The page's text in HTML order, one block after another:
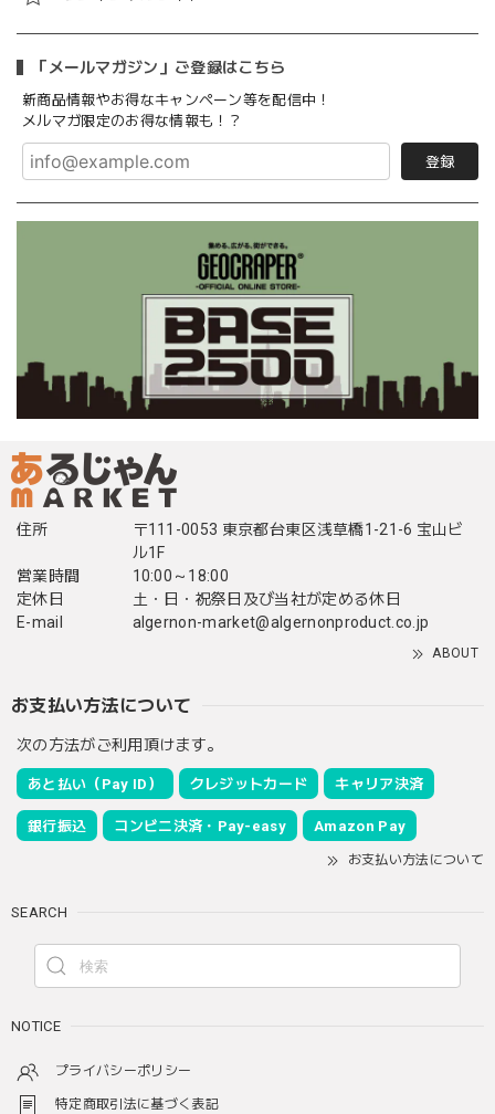
「メールマガジン」ご登録はこちら
新商品情報やお得なキャンペーン等を配信中！
メルマガ限定のお得な情報も！？
登録
住所
〒111-0053 東京都台東区浅草橋1-21-6 宝山ビ
ル1F
営業時間
10:00～18:00
定休日
土・日・祝祭日及び当社が定める休日
E-mail
algernon-market@algernonproduct.co.jp
ABOUT
お支払い方法について
次の方法がご利用頂けます。
あと払い（Pay ID） クレジットカード キャリア決済
銀行振込 コンビニ決済・Pay-easy Amazon Pay
お支払い方法について
SEARCH
NOTICE
プライバシーポリシー
特定商取引法に基づく表記